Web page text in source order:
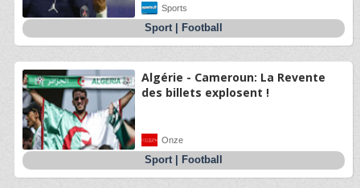
Sports
Sport| Football
Algérie - Cameroun: La Revente
des billets explosent !
Onze
Sport| Football